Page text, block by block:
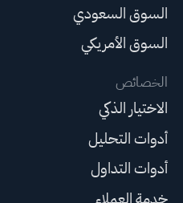
السوق السعودي
السوق الأمريكي
الخصائص
الاختيار الذكي
أدوات التحليل
أدوات التداول